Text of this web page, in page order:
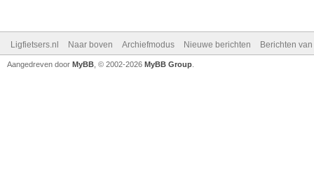
Ligfietsers.nl Naar boven Archiefmodus Nieuwe berichten Berichten
Aangedreven door MyBB , © 2002-2026 MyBB Group